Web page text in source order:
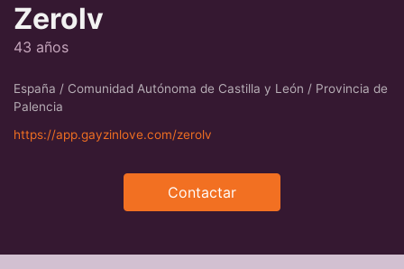
Zerolv
43 años
España / Comunidad Autónoma de Castilla y León / Provincia de
Palencia
https://app.gayzinlove.com/zerolv
Contactar